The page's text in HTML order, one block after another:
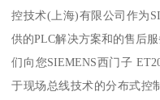
控技术(上海)有限公司作为
供的PLC解决方案和的售后
们向您SIEMENS西门子
于现场总线技术的分布式控